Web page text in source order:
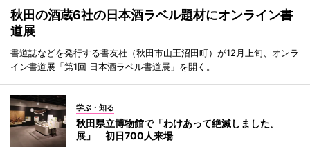
秋田の酒蔵6社の日本酒ラベル題材にオンライン書
道展
書道誌などを発行する書友社（秋田市山王沼田町）が12月上旬、オンラ
イン書道展「第1回 日本酒ラベル書道展」を開く。
学ぶ・知る
秋田県立博物館で「わけあって絶滅しました。
展」 初日700人来場